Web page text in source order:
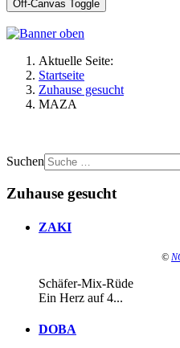
Off-Canvas Toggle
Aktuelle Seite:
Startseite
Zuhause gesucht
MAZA
Suchen
Zuhause gesucht
ZAKI
©
Schäfer-Mix-Rüde
Ein Herz auf 4...
DOBA